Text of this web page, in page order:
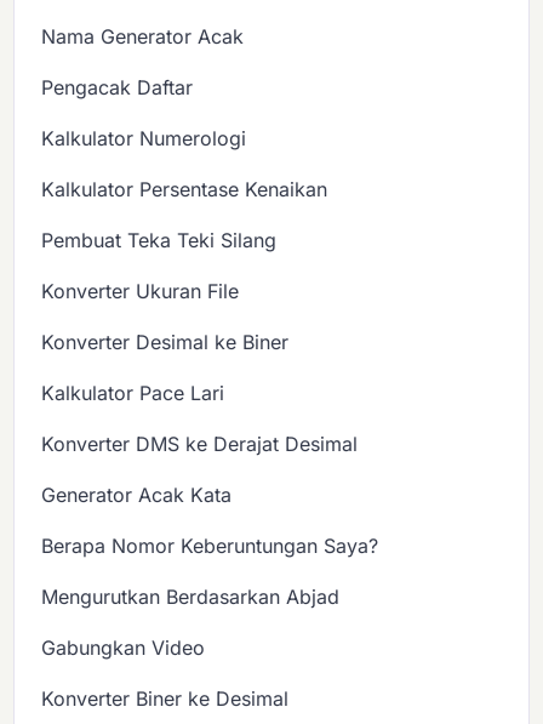
Nama Generator Acak
Pengacak Daftar
Kalkulator Numerologi
Kalkulator Persentase Kenaikan
Pembuat Teka Teki Silang
Konverter Ukuran File
Konverter Desimal ke Biner
Kalkulator Pace Lari
Konverter DMS ke Derajat Desimal
Generator Acak Kata
Berapa Nomor Keberuntungan Saya?
Mengurutkan Berdasarkan Abjad
Gabungkan Video
Konverter Biner ke Desimal